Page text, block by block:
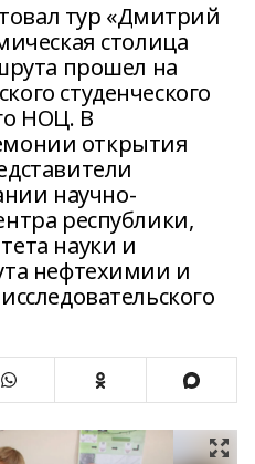
тур «Дмитрий
столица
прошел на
студенческого
НОЦ. В
открытия
научно-
республики,
науки и
нефтехимии и